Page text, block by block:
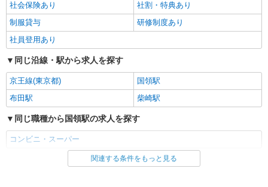
正社員
株式会社トップ
★中途採用は前職給と経験等を優遇の上、当社
規定に基づき決定します★ （高 卒）月給
222,000円〜 （専修卒）月給222,000円〜 （短大
卒）月給222,000円〜
【トップフレッシュマーケット深大寺店】 東
京都調布市深大寺東町3-16-1 ※他勤務地あり 【本
社】東京都世田谷区松原5-8-16 マツナオビル 入
社後各店舗へ配属 ※入社後配属先決定 東京都世田
谷区・品川区・大田区・北区・足立区・調布市・
狛江市・日野市 神奈川県川崎市川崎区・川崎市高
区・相模原市南区 千葉県松戸市・流山市の各店舗
キープ
アルバイト パート
トップフレッシュマーケット 深大寺店
鮮魚スタッフまたは鮮魚寿司スタッフ
社会保険あり
社割・特典あり
制服貸与
研修制度あり
社員登用あり
同じ沿線・駅から求人を探す
京王線(東京都)
国領駅
布田駅
柴崎駅
同じ職種から国領駅の求人を探す
コンビニ・スーパー
同じ雇用形態から国領駅の求人を探す
関連する条件をもっと見る